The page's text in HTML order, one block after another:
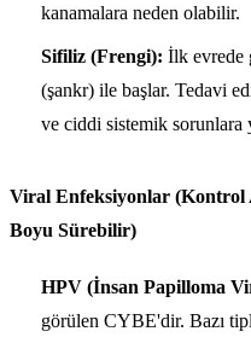
kanamalara neden olabilir.
Sifiliz (Frengi): İlk evrede
(şankr) ile başlar. Tedavi
ve ciddi sistemik sorunlara
Viral Enfeksiyonlar (Kontrol
Boyu Sürebilir)
HPV (İnsan Papilloma
görülen CYBE'dir. Bazı